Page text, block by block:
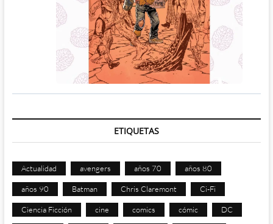
ETIQUETAS
Actualidad avengers años 70 años 80
años 90 Batman Chris Claremont Ci-Fi
Ciencia Ficción cine comics cómic DC